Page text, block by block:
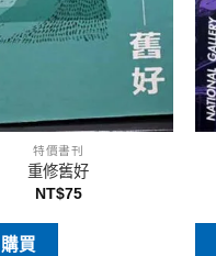
特價書刊
重修舊好
NT$75
買